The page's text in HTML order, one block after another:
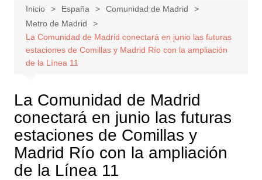
Inicio España
Comunidad de Madrid
Metro de Madrid
La Comunidad de Madrid conectará en junio las futuras
estaciones de Comillas y Madrid Río con la ampliación
de la Línea 11
La Comunidad de Madrid
conectará en junio las futuras
estaciones de Comillas y
Madrid Río con la ampliación
de la Línea 11